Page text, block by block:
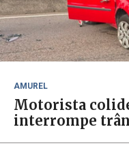
AMUREL
Motorista
interrompe